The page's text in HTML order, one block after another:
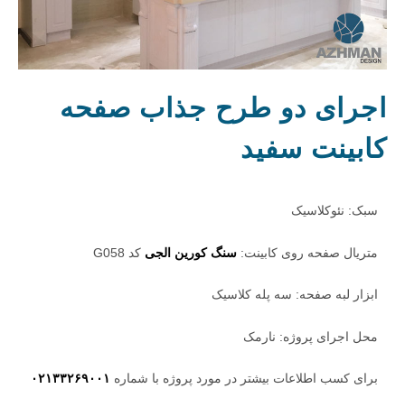
اجرای دو طرح جذاب صفحه
کابینت سفید
سبک: نئوکلاسیک
متریال صفحه روی کابینت: سنگ کورین الجی کد G058
ابزار لبه صفحه: سه پله کلاسیک
محل اجرای پروژه: نارمک
برای کسب اطلاعات بیشتر در مورد پروژه با شماره ۰۲۱۳۳۲۶۹۰۰۱